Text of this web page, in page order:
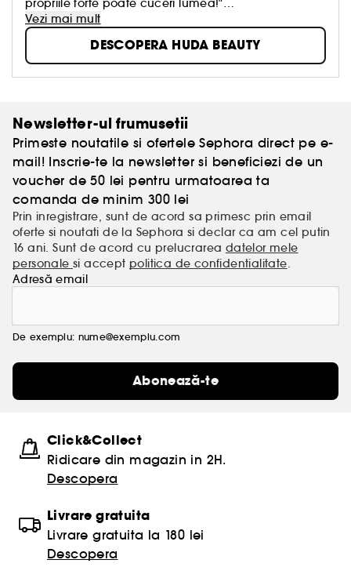
propriile forte poate cuceri lumea!"
Influencer de renume mondial, stabilita in Dubai,
Huda Kattan a fondat marca Huda Beauty in 2013.
Ceea ce a inceput ca un hobby, a devenit astazi un
succes international. Huda se implica personal in
dorinta de a experimenta, in ceea ce priveste
propriul stil.
Vezi mai mult
DESCOPERA HUDA BEAUTY
Newsletter-ul frumusetii
Primeste noutatile si ofertele Sephora direct pe e-
mail! Inscrie-te la newsletter si beneficiezi de un
voucher de 50 lei pentru urmatoarea ta
comanda de minim 300 lei
Prin inregistrare, sunt de acord sa primesc prin email
oferte si noutati de la Sephora si declar ca am cel putin
16 ani. Sunt de acord cu prelucrarea datelor mele
personalesi accept politica de confidentialitate.
Adresă email
De exemplu: nume@exemplu.com
Abonează-te
Click&Collect
Ridicare din magazin in 2H.
Descopera
Livrare gratuita
Livrare gratuita la 180 lei
Descopera